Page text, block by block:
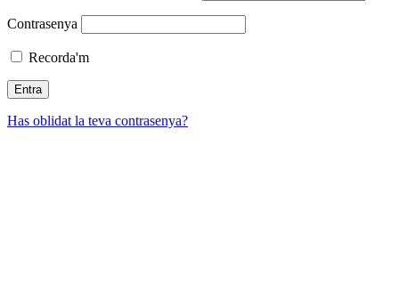
Contrasenya
Recorda'm
Has oblidat la teva contrasenya?